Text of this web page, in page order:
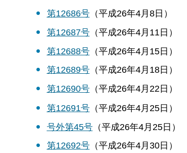
第12686号（平成26年4月8日）
第12687号（平成26年4月11日）
第12688号（平成26年4月15日）
第12689号（平成26年4月18日）
第12690号（平成26年4月22日）
第12691号（平成26年4月25日）
号外第45号（平成26年4月25日）
第12692号（平成26年4月30日）